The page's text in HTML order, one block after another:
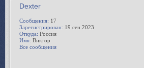
Dexter
Сообщения: 17
Зарегистрирован: 19 сен 2023
Откуда: Россия
Имя: Виктор
Все сообщения